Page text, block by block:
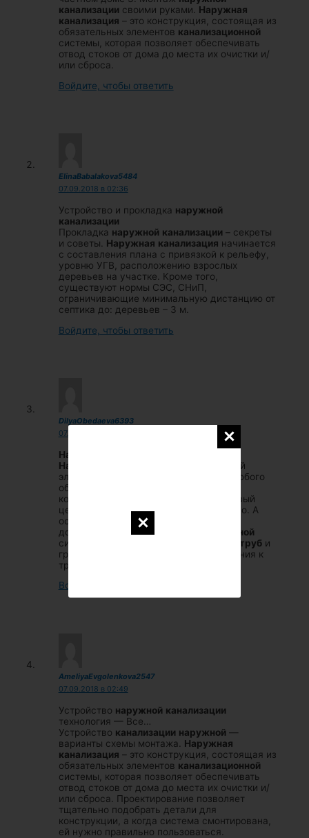
канализации своими руками. Наружная
канализация – это конструкция, состоящая из
обязательных элементов канализационной
системы, которая позволяет обеспечивать
отвод стоков от дома до места их очистки и/
или сброса.
Войдите, чтобы ответить
ElinaBabalakova5484
07.09.2018 в 02:36
Устройство и прокладка наружной
канализации
Прокладка наружной канализации – секреты
и советы. Наружная канализация начинается
с составления плана с привязкой к рельефу,
уровню УГВ, расположению взрослых
деревьев на участке. Кроме того,
существуют нормы СЭС, СНиП,
ограничивающие минимальную дистанцию от
септика до: деревьев – 3 м.
Войдите, чтобы ответить
DilyaObedaeva6393
07.09.2018 в 02:40
Наружная
Наружная
– незаменимый
элемент инженерных коммуникаций любого
объекта, будь то частный загородный
коттедж, многоквартирный дом, торговый
центр или промышленное производство. А
основой для обеспечения надежной и
долговечной
канализационной
системы является правильный выбор
труби
грамотный монтаж. Основные требования к
трубопроводам.
Войдите, чтобы ответить
AmeliyaEvgolenkova2547
07.09.2018 в 02:49
Устройство наружной канализации
технология — Все…
Устройство канализации наружной —
варианты схемы монтажа. Наружная
канализация – это конструкция, состоящая из
обязательных элементов канализационной
системы, которая позволяет обеспечивать
отвод стоков от дома до места их очистки и/
или сброса. Проектирование позволяет
тщательно подобрать детали для
конструкции, а когда система смонтирована,
ей нужно правильно пользоваться.